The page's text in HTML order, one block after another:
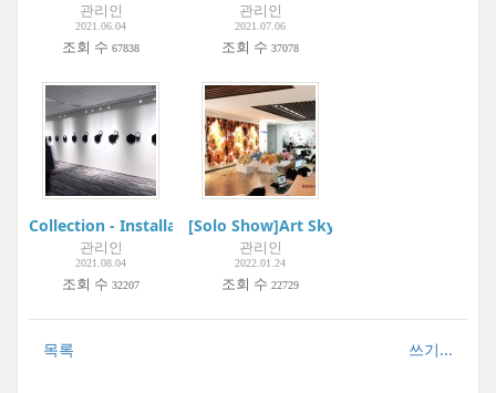
관리인
2021.06.04
조회 수 67838
관리인
2021.07.06
조회 수 37078
Collection - Installation
관리인
2021.08.04
조회 수 32207
[Solo Show]Art Skybrige | BODA
관리인
2022.01.24
조회 수 22729
쓰기...
목록